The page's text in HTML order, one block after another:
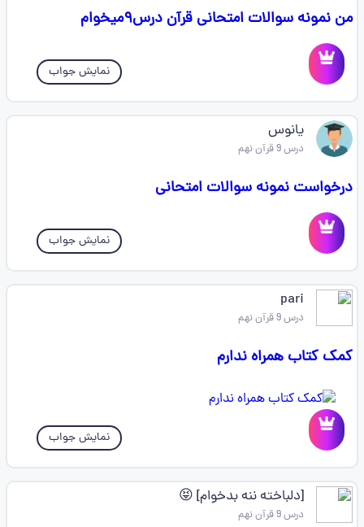
من نمونه سوالات امتحانی قرآن درس‌۹‌میخوام
نمایش جواب
یانوس
درس 9 قرآن نهم
در‌خواست نمونه سوالات امتحانی
نمایش جواب
pari
درس 9 قرآن نهم
کمک کتاب همراه ندارم
نمایش جواب
[دلباخته ننه بدخوام] 😝
درس 9 قرآن نهم